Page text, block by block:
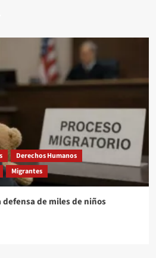
Derechos Humanos
Migrantes
de miles de niños